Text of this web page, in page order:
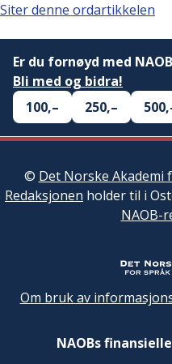
Siter denne ordartikkelen
Er du fornøyd med
Bli med og bidra!
100,–
250,–
© Det Norske
Redaksjonen holder til i
NAOB-
Om bruk av
NAOBs